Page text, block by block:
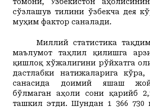
томони, Ўзбекистон
сўзлашув тилини ўзбекча дея
муҳим фактор саналади.
Миллий статистика
маълумот таҳлил қилишга
қишлоқ хўжалигини рўйхатга
дастлабки натижаларига
санасида доимий яшаш
бўлмаган аҳоли сони қарийб
ташкил этди. Шундан 1 366 730